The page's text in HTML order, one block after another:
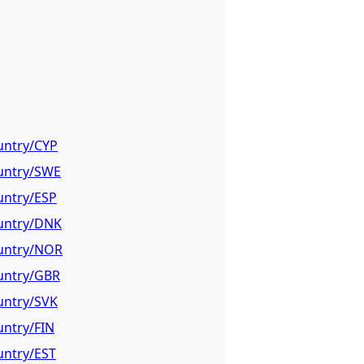
CYP
SWE
ESP
DNK
NOR
GBR
SVK
FIN
EST